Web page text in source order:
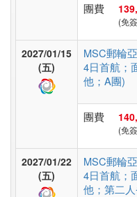
南
亞
團費
(免
2027/01/15
(五)
MSC郵輪
4日首航；
他；A團)
團費
(免
2027/01/22
(五)
MSC郵輪
4日首航；
他；第二